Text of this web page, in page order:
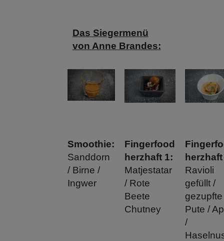
Das Siegermenü
von Anne Brandes:
Smoothie:
Sanddorn
/ Birne /
Ingwer
Fingerfood
herzhaft 1:
Matjestatar
/ Rote
Beete
Chutney
Ravioli
gefüllt /
gezupfte
Pute /
/